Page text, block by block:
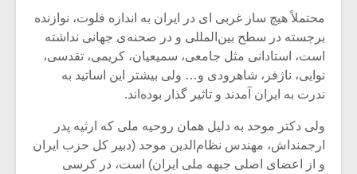
محتملاً هیچ ساز غربی ای در ایران به اندازه فلوت، نوازنده
برجسته در سطح بین‌المللی و در صحنه‌ی جهانی نداشته
است، استادانی مثل جامعی، سمیعیان، کریمی، تقدسی،
نوایی، ناژفر، شاهرودی و… ولی بیشتر این اساتید به
ندرت به ایران آمدند و تاثیر گذار بوده‌اند.
ولی دکتر موحد به دلیل همان روحیه‌ ملی که ارثیه‌ پدر
ارجمنداش، مهندس نظام‌الدین موحد (دبیر کل حزب ایران
و از اعضای اصلی جبهه ملی ایران) است، در کرسی
شیش و نیم»
اگر نمی توانی
مشهورترین باشی،
بدنام ترین باش
موسیقی
برگزار